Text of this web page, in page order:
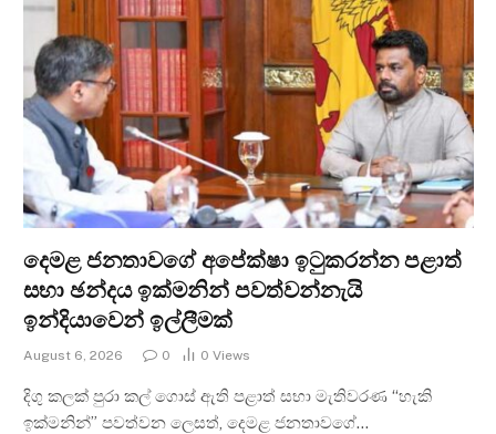
දෙමළ ජනතාවගේ අපේක්ෂා ඉටුකරන්න පළාත්
සභා ඡන්දය ඉක්මනින් පවත්වන්නැයි
ඉන්දියාවෙන් ඉල්ලීමක්
August 6, 2026 0 0 Views
දිගු කලක් පුරා කල් ගොස් ඇති පළාත් සභා මැතිවරණ “හැකි
ඉක්මනින්” පවත්වන ලෙසත්, දෙමළ ජනතාවගේ…